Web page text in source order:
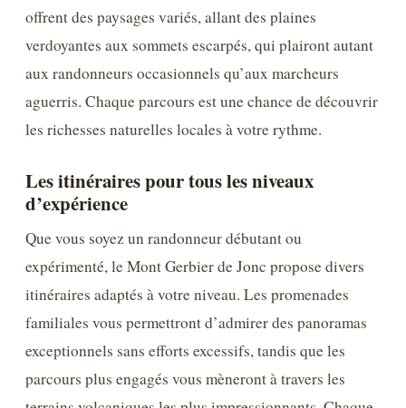
offrent des paysages variés, allant des plaines
verdoyantes aux sommets escarpés, qui plairont autant
aux randonneurs occasionnels qu’aux marcheurs
aguerris. Chaque parcours est une chance de découvrir
les richesses naturelles locales à votre rythme.
Les itinéraires pour tous les niveaux
d’expérience
Que vous soyez un randonneur débutant ou
expérimenté, le Mont Gerbier de Jonc propose divers
itinéraires adaptés à votre niveau. Les promenades
familiales vous permettront d’admirer des panoramas
exceptionnels sans efforts excessifs, tandis que les
parcours plus engagés vous mèneront à travers les